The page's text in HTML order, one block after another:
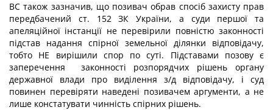
ВС також зазначив, що позивач обрав спосіб захисту прав
передбачений ст. 152 ЗК України, а суди першої та
апеляційної інстанції не перевірили повністю законності
підстав надання спірної земельної ділянки відповідачу,
тобто НЕ вирішили спор по суті. Підставами позову є
заперечення законності розпорядчих рішень органу
державної влади про виділення з/д відповідачу, і суд
повинен перевіряти наведені позивачем аргументи, а не
лише констатувати чинність спірних рішень.